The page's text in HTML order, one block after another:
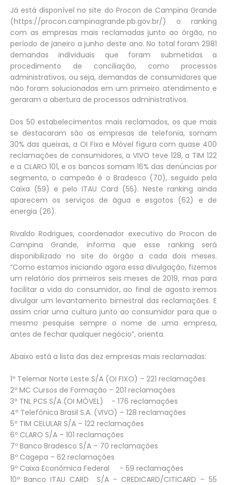
Já está disponível no site do Procon de Campina Grande
(https://procon.campinagrande.pb.gov.br/) o ranking
com as empresas mais reclamadas junto ao órgão, no
período de janeiro a junho deste ano. No total foram 2981
demandas individuais que foram submetidas a
procedimento de conciliação, como processos
administrativos, ou seja, demandas de consumidores que
não foram solucionadas em um primeiro atendimento e
geraram a abertura de processos administrativos.
Dos 50 estabelecimentos mais reclamados, os que mais
se destacaram são as empresas de telefonia, somam
30% das queixas, a OI Fixo e Móvel figura com quase 400
reclamações de consumidores, a VIVO teve 128, a TIM 122
e a CLARO 101, e os bancos somam 16% das denúncias por
segmento, o campeão é o Bradesco (70), seguido pela
Caixa (59) e pelo ITAU Card (55). Neste ranking ainda
aparecem os serviços de água e esgotos (62) e de
energia (26).
Rivaldo Rodrigues, coordenador executivo do Procon de
Campina Grande, informa que esse ranking será
disponibilizado no site do órgão a cada dois meses.
“Como estamos iniciando agora essa divulgação, fizemos
um relatório dos primeiros seis meses de 2019, mas para
facilitar a vida do consumidor, ao final de agosto iremos
divulgar um levantamento bimestral das reclamações. E
assim criar uma cultura junto ao consumidor para que o
mesmo pesquise sempre o nome de uma empresa,
antes de fechar qualquer negócio”, orienta.
Abaixo está a lista das dez empresas mais reclamadas:
1º Telemar Norte Leste S/A (OI FIXO) – 221 reclamações
2º MC Cursos de Formação – 201 reclamações
3º TNL PCS S/A (OI MÓVEL) - 176 reclamações
4º Telefônica Brasil S.A. (VIVO) – 128 reclamações
5º TIM CELULAR S/A – 122 reclamações
6º CLARO S/A – 101 reclamações
7º Banco Bradesco S/A – 70 reclamações
8º Cagepa – 62 reclamações
9º Caixa Econômica Federal - 59 reclamações
10º Banco ITAU CARD S/A - CREDICARD/CITICARD – 55